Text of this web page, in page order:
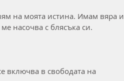
на моята истина. Имам вяра и
насочва с блясъка си.
включва в свободата на